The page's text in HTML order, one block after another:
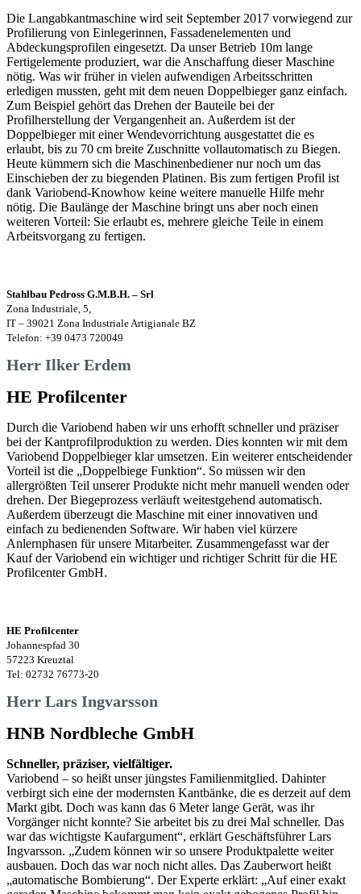
Die Langabkantmaschine wird seit September 2017 vorwiegend zur
Profilierung von Einlegerinnen, Fassadenelementen und
Abdeckungsprofilen eingesetzt. Da unser Betrieb 10m lange
Fertigelemente produziert, war die Anschaffung dieser Maschine
nötig. Was wir früher in vielen aufwendigen Arbeitsschritten
erledigen mussten, geht mit dem neuen Doppelbieger ganz einfach.
Zum Beispiel gehört das Drehen der Bauteile bei der
Profilherstellung der Vergangenheit an. Außerdem ist der
Doppelbieger mit einer Wendevorrichtung ausgestattet die es
erlaubt, bis zu 70 cm breite Zuschnitte vollautomatisch zu Biegen.
Heute kümmern sich die Maschinenbediener nur noch um das
Einschieben der zu biegenden Platinen. Bis zum fertigen Profil ist
dank Variobend-Knowhow keine weitere manuelle Hilfe mehr
nötig. Die Baulänge der Maschine bringt uns aber noch einen
weiteren Vorteil: Sie erlaubt es, mehrere gleiche Teile in einem
Arbeitsvorgang zu fertigen.
Stahlbau Pedross G.M.B.H. – Srl
Zona Industriale, 5,
IT – 39021 Zona Industriale Artigianale BZ
Telefon: +39 0473 720049
Herr Ilker Erdem
HE Profilcenter
Durch die Variobend haben wir uns erhofft schneller und präziser
bei der Kantprofilproduktion zu werden. Dies konnten wir mit dem
Variobend Doppelbieger klar umsetzen. Ein weiterer entscheidender
Vorteil ist die „Doppelbiege Funktion“. So müssen wir den
allergrößten Teil unserer Produkte nicht mehr manuell wenden oder
drehen. Der Biegeprozess verläuft weitestgehend automatisch.
Außerdem überzeugt die Maschine mit einer innovativen und
einfach zu bedienenden Software. Wir haben viel kürzere
Anlernphasen für unsere Mitarbeiter. Zusammengefasst war der
Kauf der Variobend ein wichtiger und richtiger Schritt für die HE
Profilcenter GmbH.
HE Profilcenter
Johannespfad 30
57223 Kreuztal
Tel: 02732 76773-20
Herr Lars Ingvarsson
HNB Nordbleche GmbH
Schneller, präziser, vielfältiger.
Variobend – so heißt unser jüngstes Familienmitglied. Dahinter
verbirgt sich eine der modernsten Kantbänke, die es derzeit auf dem
Markt gibt. Doch was kann das 6 Meter lange Gerät, was ihr
Vorgänger nicht konnte? Sie arbeitet bis zu drei Mal schneller. Das
war das wichtigste Kaufargument“, erklärt Geschäftsführer Lars
Ingvarsson. „Zudem können wir so unsere Produktpalette weiter
ausbauen. Doch das war noch nicht alles. Das Zauberwort heißt
„automatische Bombierung“. Der Experte erklärt: „Auf einer exakt